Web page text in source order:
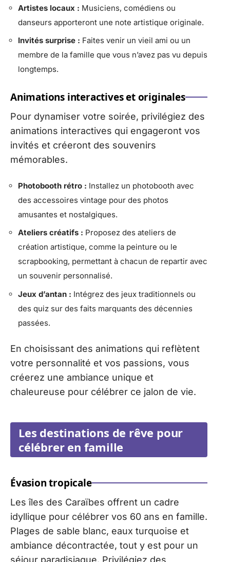
Artistes locaux : Musiciens, comédiens ou
danseurs apporteront une note artistique originale.
Invités surprise : Faites venir un vieil ami ou un
membre de la famille que vous n’avez pas vu depuis
longtemps.
Animations interactives et originales
Pour dynamiser votre soirée, privilégiez des
animations interactives qui engageront vos
invités et créeront des souvenirs
mémorables.
Photobooth rétro : Installez un photobooth avec
des accessoires vintage pour des photos
amusantes et nostalgiques.
Ateliers créatifs : Proposez des ateliers de
création artistique, comme la peinture ou le
scrapbooking, permettant à chacun de repartir avec
un souvenir personnalisé.
Jeux d’antan : Intégrez des jeux traditionnels ou
des quiz sur des faits marquants des décennies
passées.
En choisissant des animations qui reflètent
votre personnalité et vos passions, vous
créerez une ambiance unique et
chaleureuse pour célébrer ce jalon de vie.
Les destinations de rêve pour
célébrer en famille
Évasion tropicale
Les îles des Caraïbes offrent un cadre
idyllique pour célébrer vos 60 ans en famille.
Plages de sable blanc, eaux turquoise et
ambiance décontractée, tout y est pour un
séjour paradisiaque. Privilégiez des